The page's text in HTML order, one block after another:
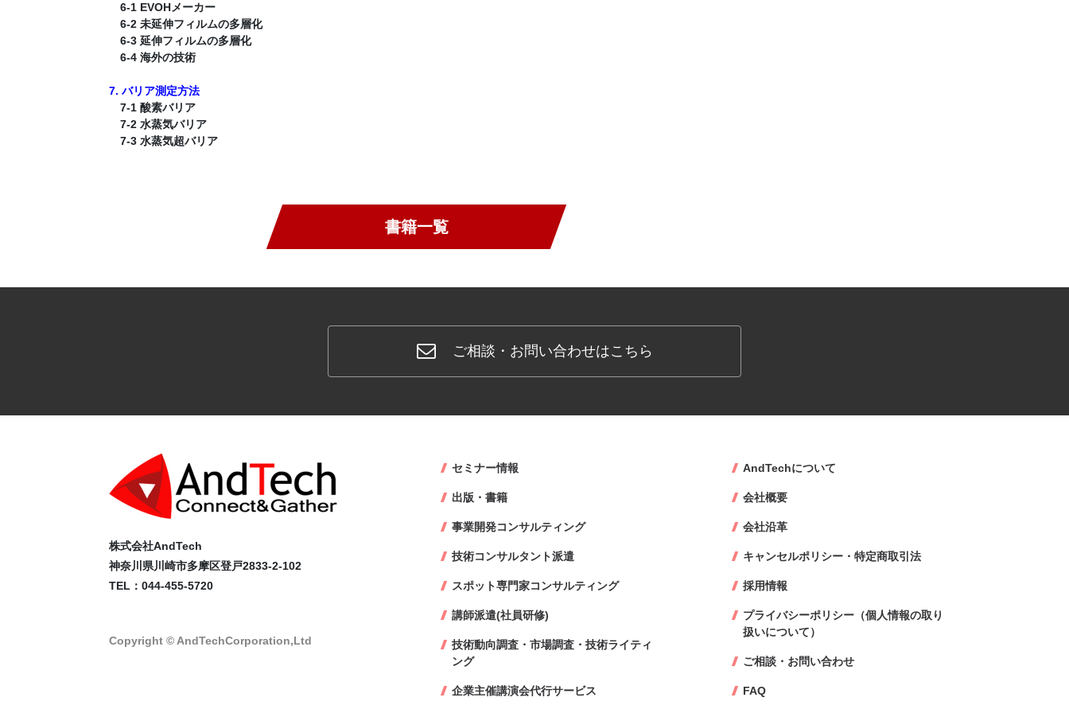
6-1 EVOHメーカー
6-2 未延伸フィルムの多層化
6-3 延伸フィルムの多層化
6-4 海外の技術
7. バリア測定方法
7-1 酸素バリア
7-2 水蒸気バリア
7-3 水蒸気超バリア
書籍一覧
ご相談・お問い合わせはこちら
株式会社AndTech
神奈川県川崎市多摩区登戸2833-2-102
TEL：044-455-5720
Copyright © AndTechCorporation,Ltd
セミナー情報
出版・書籍
事業開発コンサルティング
技術コンサルタント派遣
スポット専門家コンサルティング
講師派遣(社員研修)
技術動向調査・市場調査・技術ライティ
ング
企業主催講演会代行サービス
AndTechについて
会社概要
会社沿革
キャンセルポリシー・特定商取引法
採用情報
プライバシーポリシー（個人情報の取り
扱いについて）
ご相談・お問い合わせ
FAQ